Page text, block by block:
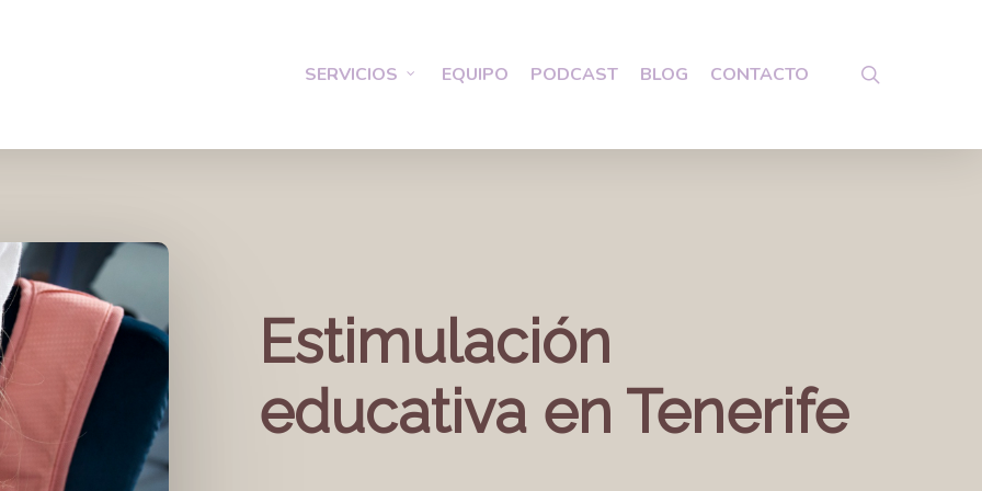
SERVICIOS EQUIPO PODCAST BLOG CONTACTO
Estimulación
educativa en Tenerife